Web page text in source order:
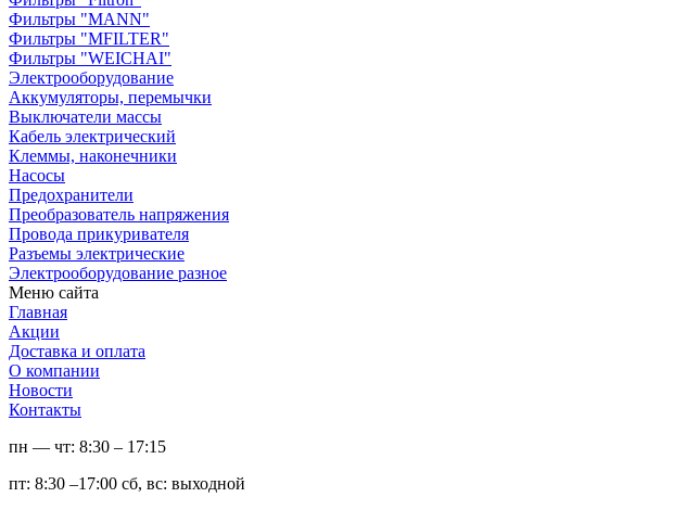
Фильтры "MANN"
Фильтры "MFILTER"
Фильтры "WEICHAI"
Электрооборудование
Аккумуляторы, перемычки
Выключатели массы
Кабель электрический
Клеммы, наконечники
Насосы
Предохранители
Преобразователь напряжения
Провода прикуривателя
Разъемы электрические
Электрооборудование разное
Меню сайта
Главная
Акции
Доставка и оплата
О компании
Новости
Контакты
пн — чт: 8:30 – 17:15
пт: 8:30 –17:00 сб, вс: выходной